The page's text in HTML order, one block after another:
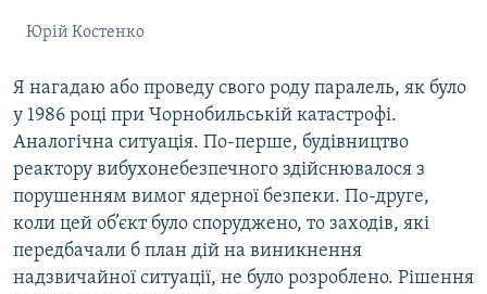
Юрій Костенко
Я нагадаю або проведу свого роду паралель, як було
у 1986 році при Чорнобильській катастрофі.
Аналогічна ситуація. По-перше, будівництво
реактору вибухонебезпечного здійснювалося з
порушенням вимог ядерної безпеки. По-друге,
коли цей об’єкт було споруджено, то заходів, які
передбачали б план дій на виникнення
надзвичайної ситуації, не було розроблено. Рішення